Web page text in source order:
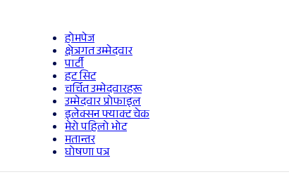
होमपेज
क्षेत्रगत उम्मेदवार
पार्टी
हट सिट
चर्चित उम्मेदवारहरू
उम्मेदवार प्रोफाइल
इलेक्सन फ्याक्ट चेक
मेरो पहिलो भोट
मतान्तर
घोषणा पत्र